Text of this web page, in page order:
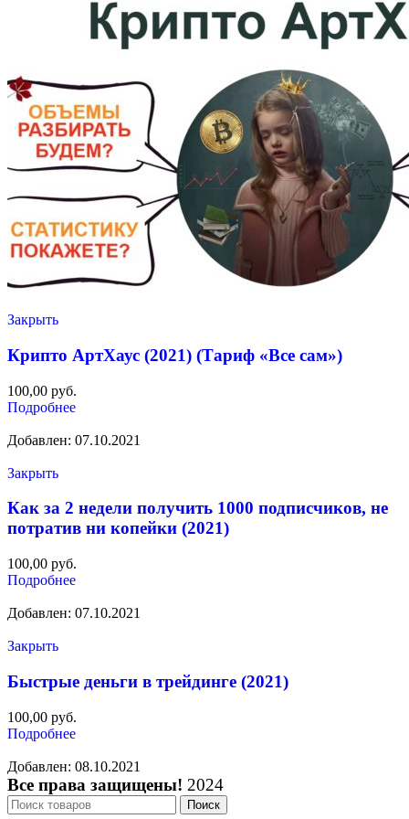
Закрыть
Крипто АртХаус (2021) (Тариф «Все сам»)
100,00 руб.
Подробнее
Добавлен: 07.10.2021
Закрыть
Как за 2 недели получить 1000 подписчиков, не
потратив ни копейки (2021)
100,00 руб.
Подробнее
Добавлен: 07.10.2021
Закрыть
Быстрые деньги в трейдинге (2021)
100,00 руб.
Подробнее
Добавлен: 08.10.2021
Все права защищены! 2024
Поиск